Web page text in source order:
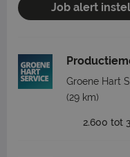
Job alert
Groene Hart
(29 km)
2.600 tot